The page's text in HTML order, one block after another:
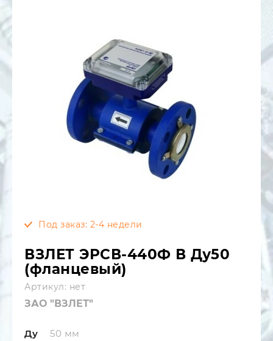
Под заказ: 2-4 недели
ВЗЛЕТ ЭРСВ-440Ф В Ду50
(фланцевый)
Артикул: нет
ЗАО "ВЗЛЕТ"
Ду 50 мм